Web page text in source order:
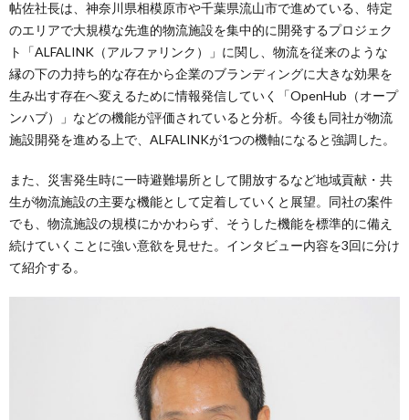
帖佐社長は、神奈川県相模原市や千葉県流山市で進めている、特定
のエリアで大規模な先進的物流施設を集中的に開発するプロジェク
ト「ALFALINK（アルファリンク）」に関し、物流を従来のような
縁の下の力持ち的な存在から企業のブランディングに大きな効果を
生み出す存在へ変えるために情報発信していく「OpenHub（オープ
ンハブ）」などの機能が評価されていると分析。今後も同社が物流
施設開発を進める上で、ALFALINKが1つの機軸になると強調した。
また、災害発生時に一時避難場所として開放するなど地域貢献・共
生が物流施設の主要な機能として定着していくと展望。同社の案件
でも、物流施設の規模にかかわらず、そうした機能を標準的に備え
続けていくことに強い意欲を見せた。インタビュー内容を3回に分け
て紹介する。